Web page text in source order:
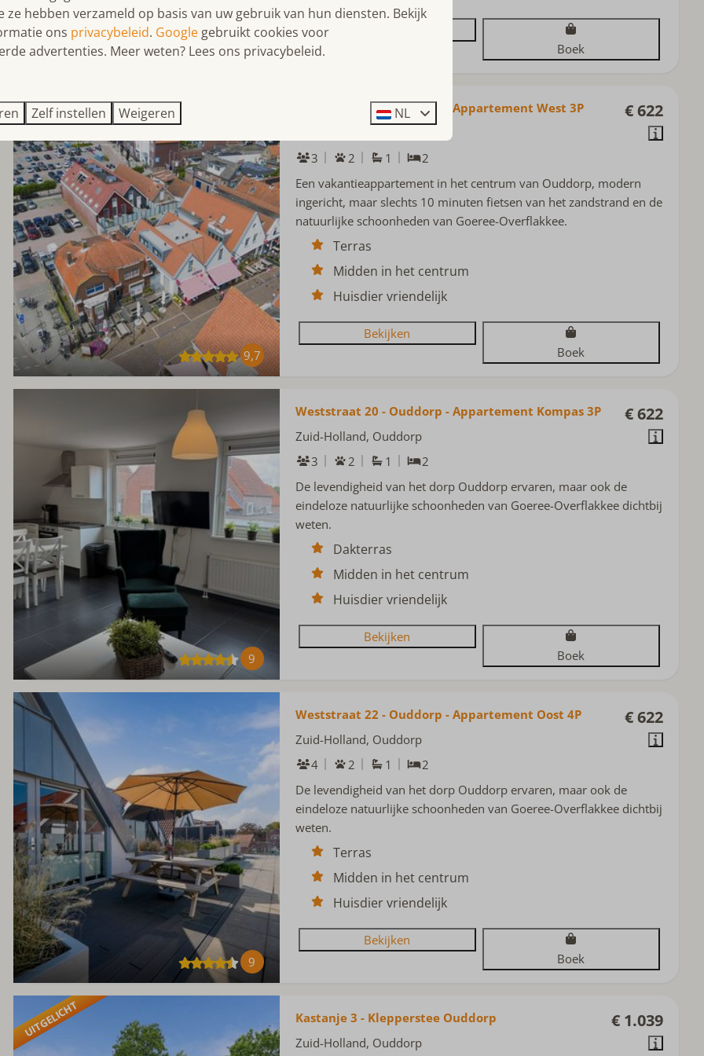
9
Boek
9,7
€ 622
Weststraat 22 - Ouddorp - Appartement West 3P
3
2 1
2
Een vakantieappartement in het centrum van Ouddorp, modern
ingericht, maar slechts 10 minuten fietsen van het zandstrand en de
natuurlijke schoonheden van Goeree-Overflakkee.
Terras
Midden in het centrum
Huisdier vriendelijk
Bekijken
Boek
9
€ 622
Weststraat 20 - Ouddorp - Appartement Kompas 3P
Zuid-Holland, Ouddorp
3
2 1
2
De levendigheid van het dorp Ouddorp ervaren, maar ook de
eindeloze natuurlijke schoonheden van Goeree-Overflakkee dichtbij
weten.
Dakterras
Midden in het centrum
Huisdier vriendelijk
Bekijken
Boek
9
€ 622
Weststraat 22 - Ouddorp - Appartement Oost 4P
Zuid-Holland, Ouddorp
4
2 1
2
De levendigheid van het dorp Ouddorp ervaren, maar ook de
eindeloze natuurlijke schoonheden van Goeree-Overflakkee dichtbij
weten.
Terras
Midden in het centrum
Huisdier vriendelijk
Bekijken
Boek
UITGELICHT € 1.039
Kastanje 3 - Klepperstee Ouddorp
Zuid-Holland, Ouddorp
ze hebben verzameld op basis van uw gebruik van hun diensten. Bekijk
ons privacybeleid. Google gebruikt cookies voor
advertenties. Meer weten? Lees ons privacybeleid.
Zelf instellen Weigeren NL